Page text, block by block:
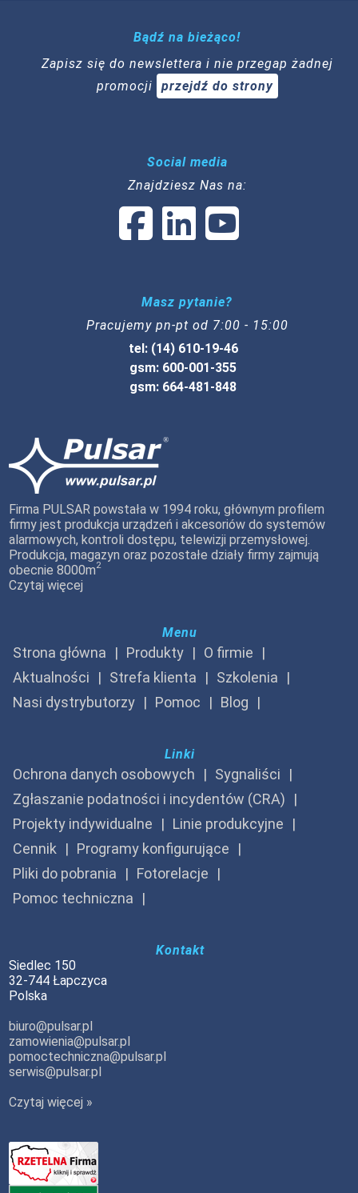
Bądź na bieżąco!
Zapisz się do newslettera i nie przegap żadnej
promocji
przejdź do strony
Social media
Znajdziesz Nas na:
Masz pytanie?
Pracujemy pn-pt od 7:00 - 15:00
tel: (14) 610-19-46
gsm: 600-001-355
gsm: 664-481-848
Firma PULSAR powstała w 1994 roku, głównym profilem
firmy jest produkcja urządzeń i akcesoriów do systemów
alarmowych, kontroli dostępu, telewizji przemysłowej.
Produkcja, magazyn oraz pozostałe działy firmy zajmują
obecnie 8000m2
Czytaj więcej
Menu
Strona główna Produkty
O firmie
Aktualności
Strefa klienta
Szkolenia
Nasi dystrybutorzy
Pomoc Blog
Linki
Ochrona danych osobowych
Sygnaliści
Zgłaszanie podatności i incydentów (CRA)
Projekty indywidualne
Linie produkcyjne
Cennik
Programy konfigurujące
Pliki do pobrania
Fotorelacje
Pomoc techniczna
Kontakt
Siedlec 150
32-744 Łapczyca
Polska
biuro@pulsar.pl
zamowienia@pulsar.pl
pomoctechniczna@pulsar.pl
serwis@pulsar.pl
Czytaj więcej »